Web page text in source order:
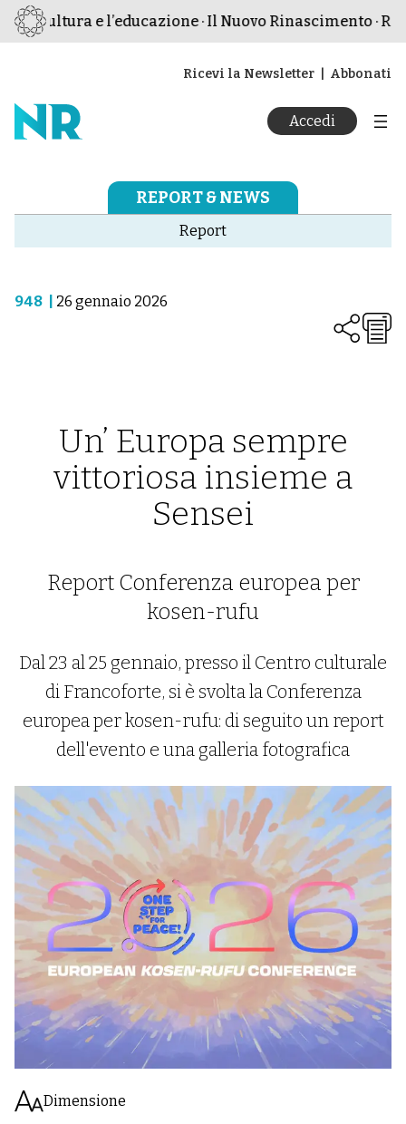
e l’educazione · Il Nuovo Rinascimento ·
Ricevi la Newsletter Abbonati
Accedi
REPORT & NEWS
Report
948 26 gennaio 2026
Un’ Europa sempre
vittoriosa insieme a
Sensei
Report Conferenza europea per
kosen-rufu
Dal 23 al 25 gennaio, presso il Centro culturale
di Francoforte, si è svolta la Conferenza
europea per kosen-rufu: di seguito un report
dell'evento e una galleria fotografica
Dimensione